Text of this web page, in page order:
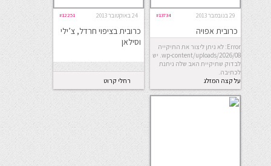
29 בנובמבר 2013 #13734
כרובית אפויה
Error: לא ניתן ליצור את התיקייה
wp-content/uploads/2026/08. יש
לבדוק שתיקיית האב שלה ניתנת
לכתיבה.
על קצה המזלג
24 באוקטובר 2013 #12251
כרובית בציפוי חרדל, צ’ילי
וסילאן
רחלי קרוט